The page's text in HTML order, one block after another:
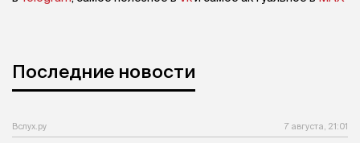
Последние новости
Вслух.ру 7 августа, 21:01